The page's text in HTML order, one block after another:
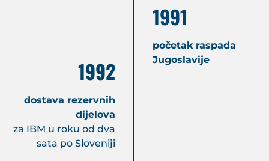
1992
dostava rezervnih
dijelova
za IBM u roku od dva
sata po Sloveniji
1991
početak raspada
Jugoslavije